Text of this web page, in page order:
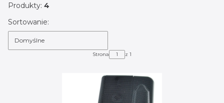
Produkty: 4
Lista produktów
Sortowanie:
Domyślne
Strona z 1